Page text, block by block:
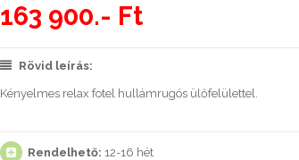
163 900.- Ft
Rövid leírás:
Kényelmes relax fotel hullámrugós ülőfelülettel.
Rendelhető: 12-16 hét